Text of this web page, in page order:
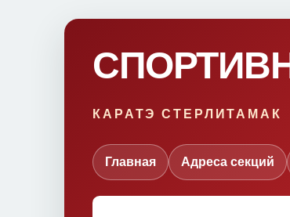
КАРАТЭ СТЕРЛИТАМАК
Главная Адреса секций